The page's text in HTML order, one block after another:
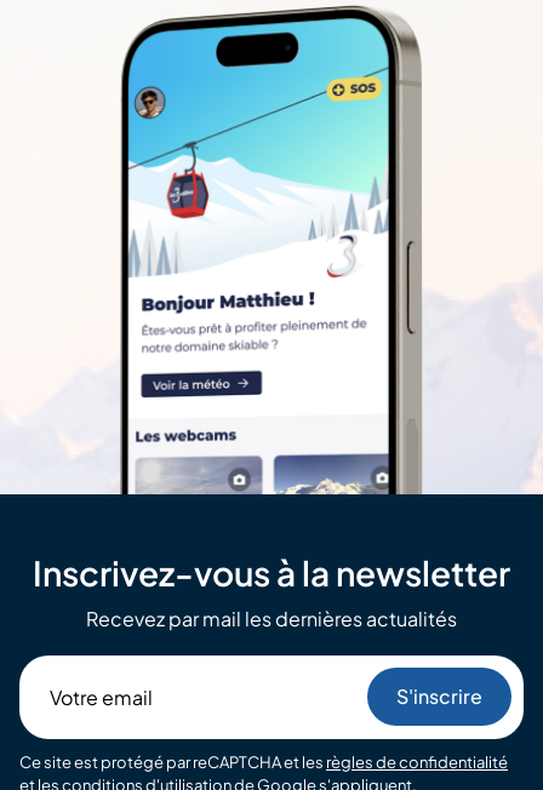
Inscrivez-vous à la newsletter
Recevez par mail les dernières actualités
email
Ce site est protégé par reCAPTCHA et les règles de confidentialité
et lesconditions d'utilisationde Google s'appliquent.